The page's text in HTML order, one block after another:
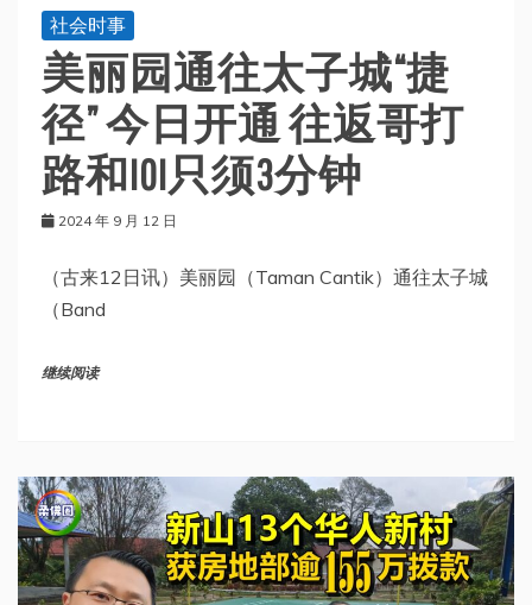
社会时事
美丽园通往太子城“捷
径” 今日开通 往返哥打
路和IOI只须3分钟
2024 年 9 月 12 日
（古来12日讯）美丽园（Taman Cantik）通往太子城
（Band
继续阅读